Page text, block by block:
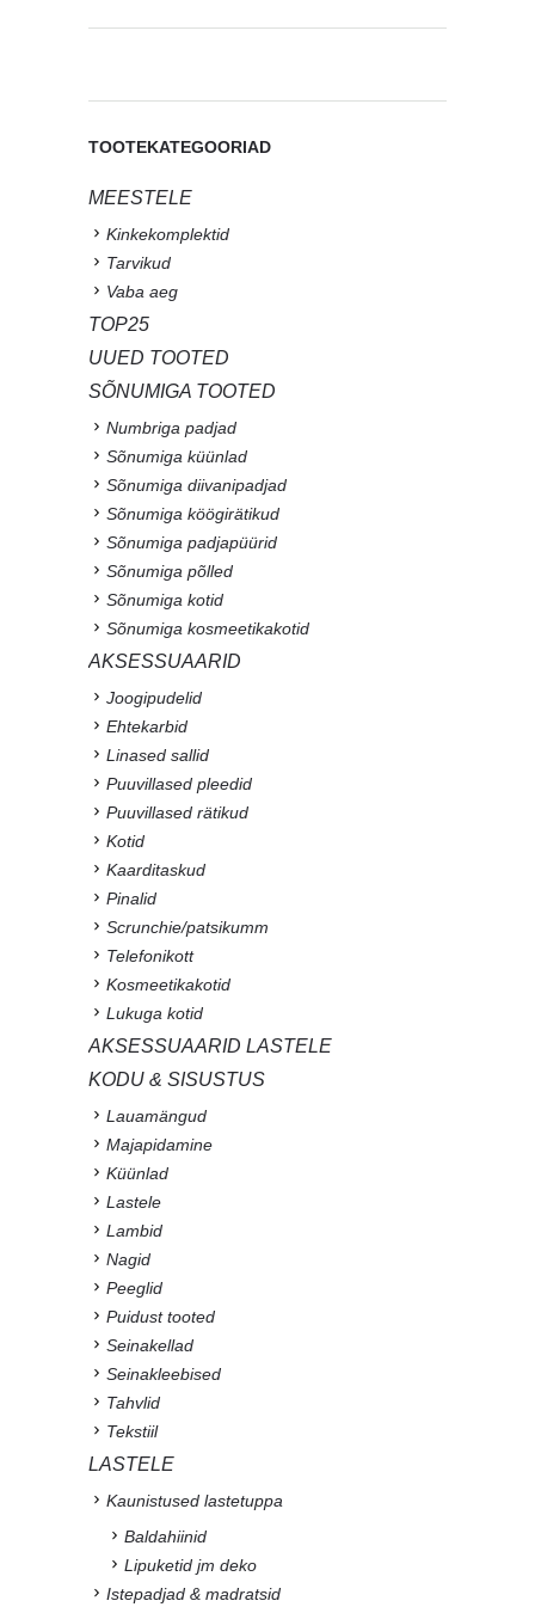
TOOTEKATEGOORIAD
MEESTELE
Kinkekomplektid
Tarvikud
Vaba aeg
TOP25
UUED TOOTED
SÕNUMIGA TOOTED
Numbriga padjad
Sõnumiga küünlad
Sõnumiga diivanipadjad
Sõnumiga köögirätikud
Sõnumiga padjapüürid
Sõnumiga põlled
Sõnumiga kotid
Sõnumiga kosmeetikakotid
AKSESSUAARID
Joogipudelid
Ehtekarbid
Linased sallid
Puuvillased pleedid
Puuvillased rätikud
Kotid
Kaarditaskud
Pinalid
Scrunchie/patsikumm
Telefonikott
Kosmeetikakotid
Lukuga kotid
AKSESSUAARID LASTELE
KODU & SISUSTUS
Lauamängud
Majapidamine
Küünlad
Lastele
Lambid
Nagid
Peeglid
Puidust tooted
Seinakellad
Seinakleebised
Tahvlid
Tekstiil
LASTELE
Kaunistused lastetuppa
Baldahiinid
Lipuketid jm deko
Istepadjad & madratsid